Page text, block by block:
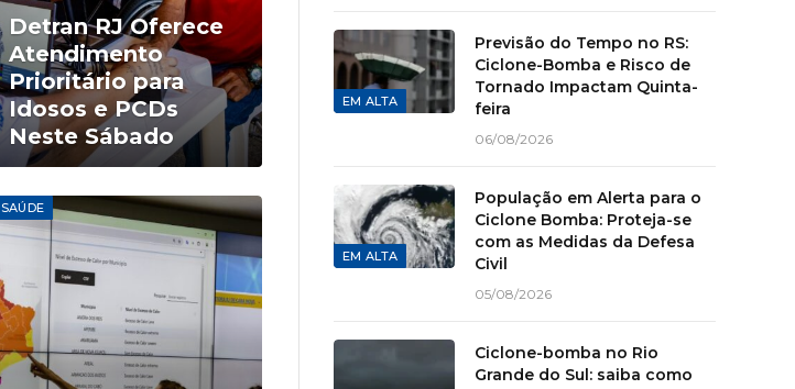
Detran RJ Oferece
Atendimento
Prioritário para
Idosos e PCDs
Neste Sábado
SAÚDE
EM ALTA
Previsão do Tempo no RS:
Ciclone-Bomba e Risco de
Tornado Impactam Quinta-
feira
06/08/2026
EM ALTA
População em Alerta para o
Ciclone Bomba: Proteja-se
com as Medidas da Defesa
Civil
05/08/2026
Ciclone-bomba no Rio
Grande do Sul: saiba como